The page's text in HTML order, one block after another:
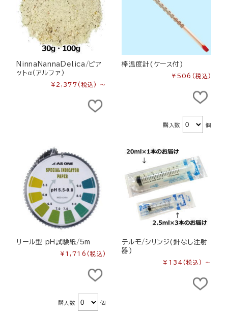
NinnaNannaDelica/ピア
ットα（アルファ）
¥2,377 (税込) ～
棒温度計(ケース付)
¥506 (税込)
購入数 個
リール型 pH試験紙/5m
¥1,716 (税込)
購入数 個
テルモ/シリンジ(針なし注射
器)
¥134 (税込) ～